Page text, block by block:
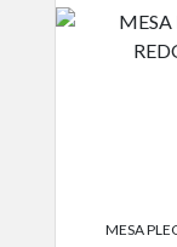
MESA